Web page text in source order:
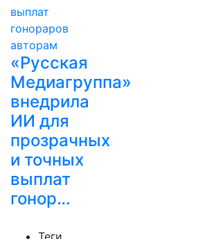
«Русская
Медиагруппа»
внедрила
ИИ для
прозрачных
и точных
выплат
гонор…
Теги